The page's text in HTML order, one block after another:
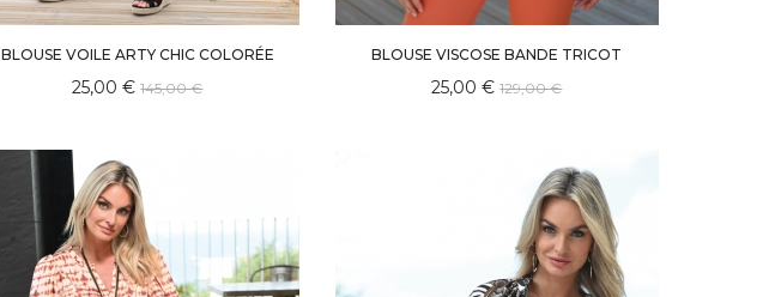
BLOUSE VOILE ARTY CHIC COLORÉE
25,00 € 145,00 €
BLOUSE VISCOSE BANDE TRICOT
25,00 € 129,00 €